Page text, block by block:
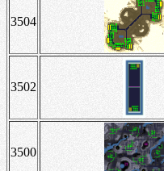
3504
3502
3500